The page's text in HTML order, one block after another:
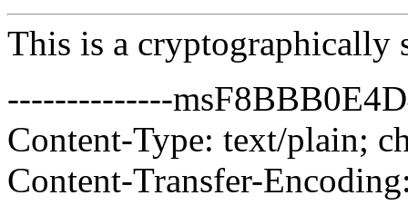
This is a cryptographically
--------------
Content-Type: text/plain;
Content-Transfer-